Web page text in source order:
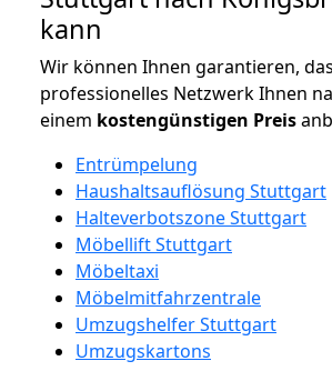
kann
Wir können Ihnen garantieren,
professionelles Netzwerk Ihnen
einem kostengünstigen Preis
Entrümpelung
Haushaltsauflösung Stuttgart
Halteverbotszone Stuttgart
Möbellift Stuttgart
Möbeltaxi
Möbelmitfahrzentrale
Umzugshelfer Stuttgart
Umzugskartons